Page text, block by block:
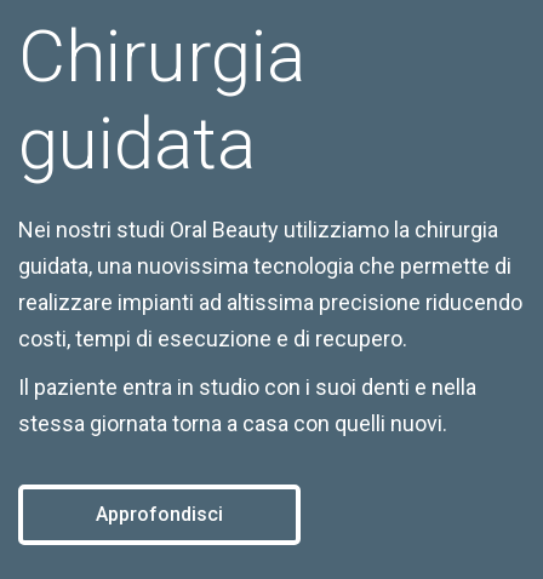
Chirurgia
guidata
Nei nostri studi Oral Beauty utilizziamo la chirurgia
guidata, una nuovissima tecnologia che permette di
realizzare impianti ad altissima precisione riducendo
costi, tempi di esecuzione e di recupero.
Il paziente entra in studio con i suoi denti e nella
stessa giornata torna a casa con quelli nuovi.
Approfondisci